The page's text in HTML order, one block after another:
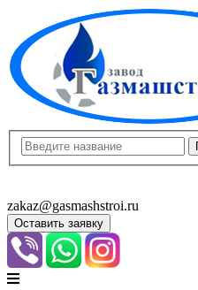
zakaz@gasmashstroi.ru
Оставить заявку